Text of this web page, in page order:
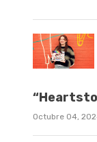
Octubre 04,